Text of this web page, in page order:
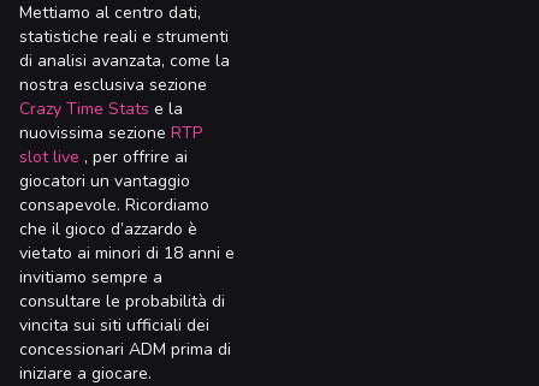
Mettiamo al centro dati,
statistiche reali e strumenti
di analisi avanzata, come la
nostra esclusiva sezione
Crazy Time Stats e la
nuovissima sezione RTP
slot live , per offrire ai
giocatori un vantaggio
consapevole. Ricordiamo
che il gioco d’azzardo è
vietato ai minori di 18 anni e
invitiamo sempre a
consultare le probabilità di
vincita sui siti ufficiali dei
concessionari ADM prima di
iniziare a giocare.